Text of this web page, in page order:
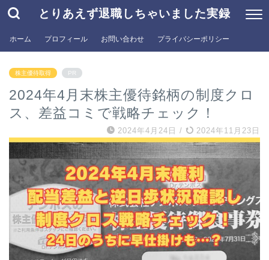
とりあえず退職しちゃいました実録
ホーム プロフィール お問い合わせ プライバシーポリシー
株主優待取得 PR
2024年4月末株主優待銘柄の制度クロ
ス、差益コミで戦略チェック！
2024年4月24日 / 2024年11月23日